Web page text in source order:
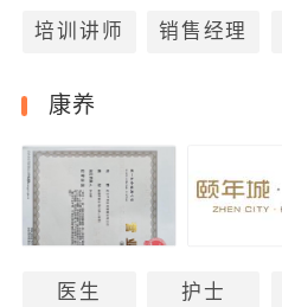
培训讲师 销售经理
康养
医生 护士